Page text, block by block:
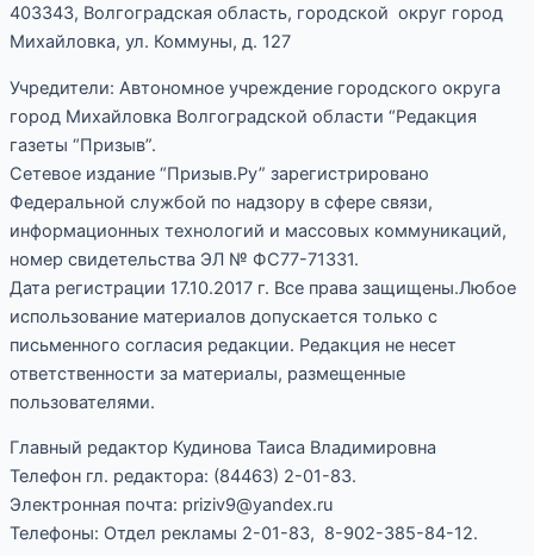
403343, Волгоградская область, городской округ город
Михайловка, ул. Коммуны, д. 127
Учредители: Автономное учреждение городского округа
город Михайловка Волгоградской области “Редакция
газеты “Призыв”.
Сетевое издание “Призыв.Ру” зарегистрировано
Федеральной службой по надзору в сфере связи,
информационных технологий и массовых коммуникаций,
номер свидетельства ЭЛ № ФС77-71331.
Дата регистрации 17.10.2017 г. Все права защищены.Любое
использование материалов допускается только с
письменного согласия редакции. Редакция не несет
ответственности за материалы, размещенные
пользователями.
Главный редактор Кудинова Таиса Владимировна
Телефон гл. редактора: (84463) 2-01-83.
Электронная почта: priziv9@yandex.ru
Телефоны: Отдел рекламы 2-01-83, 8-902-385-84-12.